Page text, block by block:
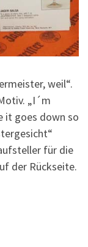
weil“.
„I´m
it goes down so
für die
der Rückseite.